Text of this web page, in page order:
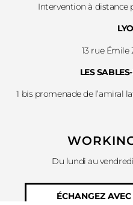
Intervention à distance
13 rue Émile
LES
1 bis promenade de l’amiral
Du lundi au
ÉCHANGEZ